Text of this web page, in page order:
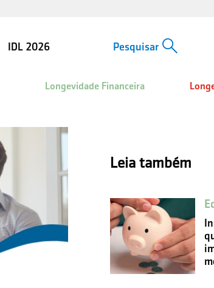
IDL 2026
Longevidade Financeira
Leia também